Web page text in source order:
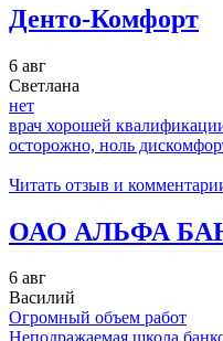
Денто-Комфорт
6 авг
Светлана
нет
врач хорошей
осторожно, ноль
Читать отзыв и
ОАО АЛЬФА
6 авг
Василий
Огромный объем работ